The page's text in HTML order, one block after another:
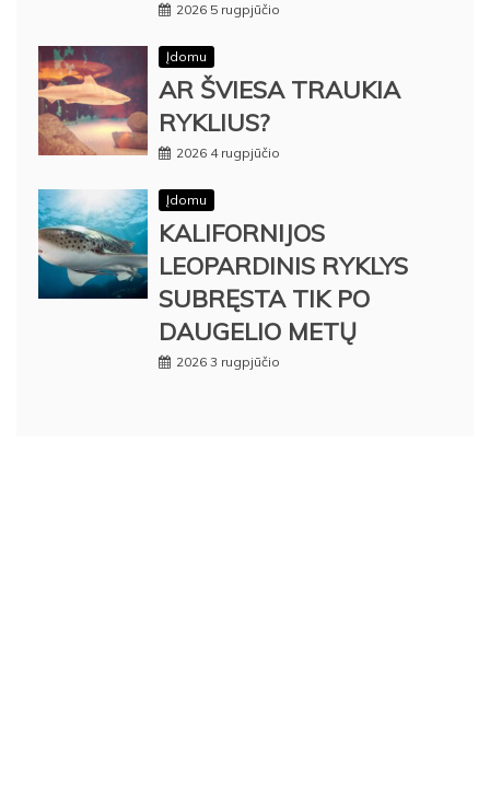
2026 5 rugpjūčio
Įdomu
AR ŠVIESA TRAUKIA
RYKLIUS?
2026 4 rugpjūčio
Įdomu
KALIFORNIJOS
LEOPARDINIS RYKLYS
SUBRĘSTA TIK PO
DAUGELIO METŲ
2026 3 rugpjūčio